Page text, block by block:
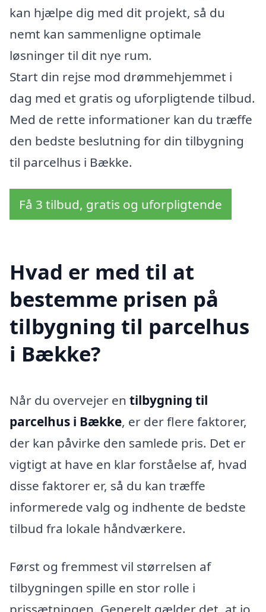
kan hjælpe dig med dit projekt, så du
nemt kan sammenligne optimale
løsninger til dit nye rum.
Start din rejse mod drømmehjemmet i
dag med et gratis og uforpligtende tilbud.
Med de rette informationer kan du træffe
den bedste beslutning for din tilbygning
til parcelhus i Bække.
Få 3 tilbud, gratis og uforpligtende
Hvad er med til at
bestemme prisen på
tilbygning til parcelhus
i Bække?
Når du overvejer en tilbygning til
parcelhus i Bække, er der flere faktorer,
der kan påvirke den samlede pris. Det er
vigtigt at have en klar forståelse af, hvad
disse faktorer er, så du kan træffe
informerede valg og indhente de bedste
tilbud fra lokale håndværkere.
Først og fremmest vil størrelsen af
tilbygningen spille en stor rolle i